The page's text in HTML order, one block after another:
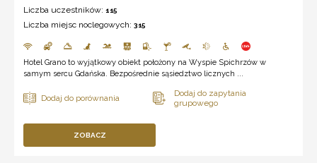
Liczba uczestników: 115
Liczba miejsc noclegowych: 315
Hotel Grano to wyjątkowy obiekt położony na Wyspie Spichrzów w
samym sercu Gdańska. Bezpośrednie sąsiedztwo licznych ...
ZOBACZ